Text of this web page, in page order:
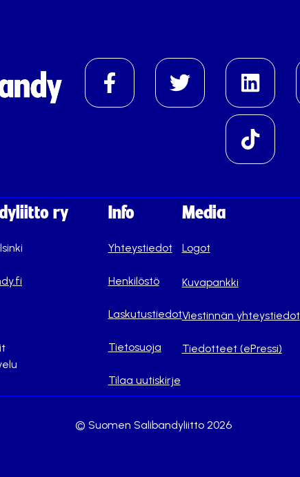
ry Info
Yhteystiedot
Henkilöstö
Laskutustiedot
Tietosuoja
Tilaa uutiskirje
Media
Logot
Kuvapankki
Viestinnän yhteystiedot
Tiedotteet (ePressi)
© Suomen Salibandyliitto 2026